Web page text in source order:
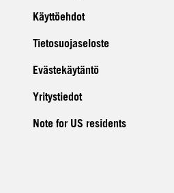
Käyttöehdot
Tietosuojaseloste
Evästekäytäntö
Yritystiedot
Note for US residents